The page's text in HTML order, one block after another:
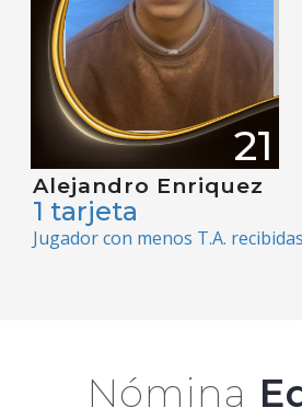
21
Alejandro Enriquez
1 tarjeta
Jugador con menos T.A. recibidas
Nómina